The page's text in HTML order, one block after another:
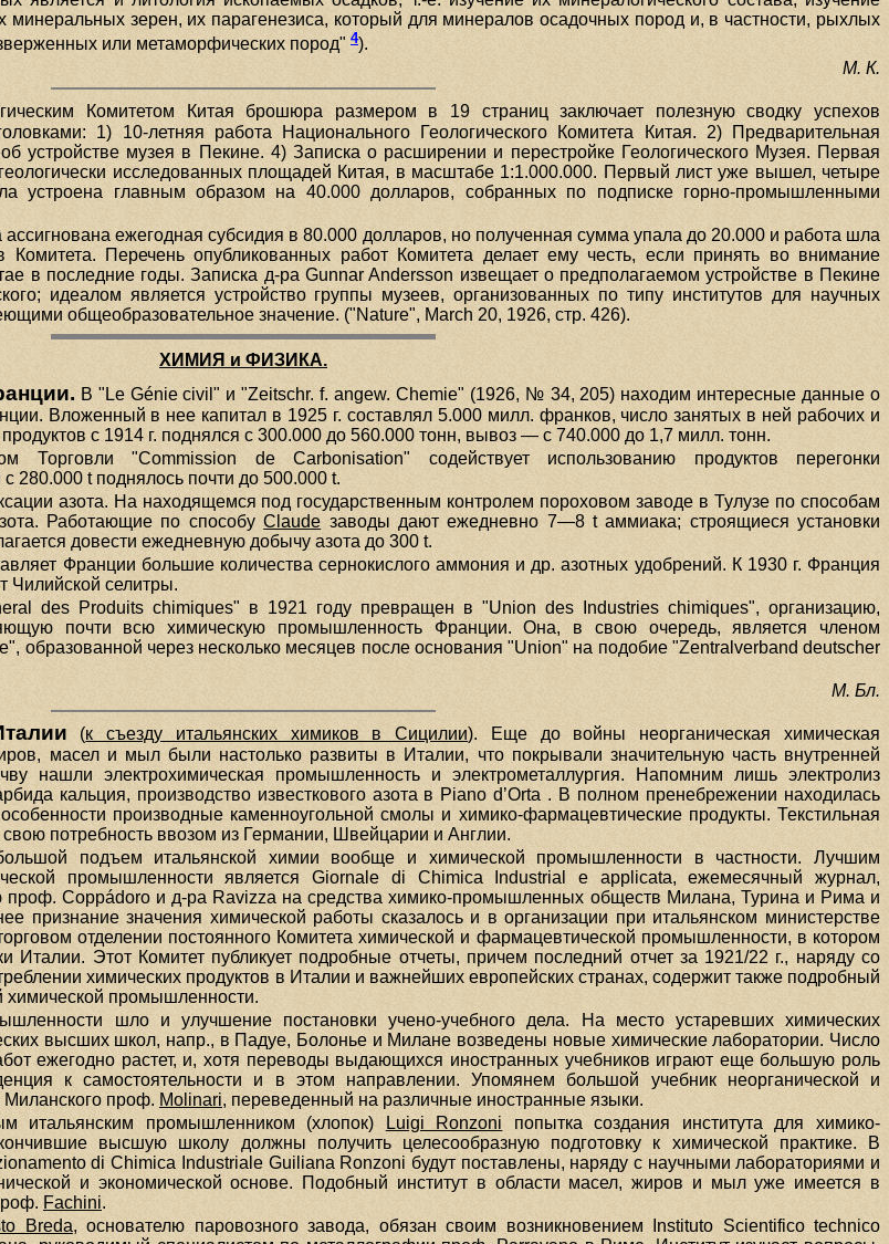
зерен, их парагенезиса, который для минералов осадочных пород и, в частности, рыхлых
или метаморфических пород" 4).
М. К.
Комитетом Китая брошюра размером в 19 страниц заключает полезную сводку успехов
1) 10-летняя работа Национального Геологического Комитета Китая. 2) Предварительная
устройстве музея в Пекине. 4) Записка о расширении и перестройке Геологического Музея. Первая
геологически исследованных площадей Китая, в масштабе 1:1.000.000. Первый лист уже вышел, четыре
устроена главным образом на 40.000 долларов, собранных по подписке горно-промышленными
ассигнована ежегодная субсидия в 80.000 долларов, но полученная сумма упала до 20.000 и работа шла
Комитета. Перечень опубликованных работ Комитета делает ему честь, если принять во внимание
в последние годы. Записка д-ра Gunnar Andersson извещает о предполагаемом устройстве в Пекине
идеалом является устройство группы музеев, организованных по типу институтов для научных
общеобразовательное значение. ("Nature", March 20, 1926, стр. 426).
ХИМИЯ и ФИЗИКА.
В "Le Génie civil" и "Zeitschr. f. angew. Chemie" (1926, № 34, 205) находим интересные данные о
Вложенный в нее капитал в 1925 г. составлял 5.000 милл. франков, число занятых в ней рабочих и
с 1914 г. поднялся с 300.000 до 560.000 тонн, вывоз — с 740.000 до 1,7 милл. тонн.
Торговли "Commission de Carbonisation" содействует использованию продуктов перегонки
280.000 t поднялось почти до 500.000 t.
азота. На находящемся под государственным контролем пороховом заводе в Тулузе по способам
Работающие по способуClaude заводы дают ежедневно 7—8 t аммиака; строящиеся установки
довести ежедневную добычу азота до 300 t.
Франции большие количества сернокислого аммония и др. азотных удобрений. К 1930 г. Франция
Чилийской селитры.
des Produits chimiques" в 1921 году превращен в "Union des Industries chimiques", организацию,
почти всю химическую промышленность Франции. Она, в свою очередь, является членом
образованной через несколько месяцев после основания "Union" на подобие "Zentralverband deutscher
М. Бл.
(к съезду итальянских химиков в Сицилии). Еще до войны неорганическая химическая
масел и мыл были настолько развиты в Италии, что покрывали значительную часть внутренней
нашли электрохимическая промышленность и электрометаллургия. Напомним лишь электролиз
кальция, производство известкового азота в Piano d’Orta . В полном пренебрежении находилась
производные каменноугольной смолы и химико-фармацевтические продукты. Текстильная
потребность ввозом из Германии, Швейцарии и Англии.
подъем итальянской химии вообще и химической промышленности в частности. Лучшим
промышленности является Giornale di Chimica Industrial e applicata, ежемесячный журнал,
Coppádoro и д-ра Ravizza на средства химико-промышленных обществ Милана, Турина и Рима и
признание значения химической работы сказалось и в организации при итальянском министерстве
отделении постоянного Комитета химической и фармацевтической промышленности, в котором
Этот Комитет публикует подробные отчеты, причем последний отчет за 1921/22 г., наряду со
химических продуктов в Италии и важнейших европейских странах, содержит также подробный
химической промышленности.
шло и улучшение постановки учено-учебного дела. На место устаревших химических
высших школ, напр., в Падуе, Болонье и Милане возведены новые химические лаборатории. Число
ежегодно растет, и, хотя переводы выдающихся иностранных учебников играют еще большую роль
к самостоятельности и в этом направлении. Упомянем большой учебник неорганической и
Миланского проф. Моlinari, переведенный на различные иностранные языки.
итальянским промышленником (хлопок)
Luigi Ronzoni попытка создания института для химико-
высшую школу должны получить целесообразную подготовку к химической практике. В
di Chimica Industriale Guiliana Ronzoni будут поставлены, наряду с научными лабораториями и
и экономической основе. Подобный институт в области масел, жиров и мыл уже имеется в
Fасhini.
Breda, основателю паровозного завода, обязан своим возникновением Instituto Scientifico technico